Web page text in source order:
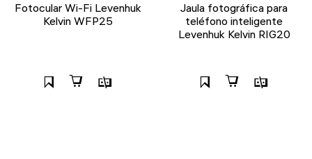
Fotocular Wi-Fi Levenhuk
Kelvin WFP25
Jaula fotográfica para
teléfono inteligente
Levenhuk Kelvin RIG20